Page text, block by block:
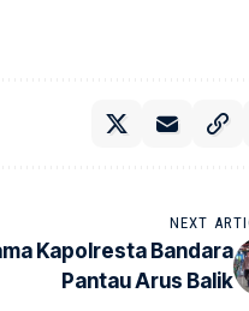
NEXT
Kapolresta Bandara
Pantau Arus Balik